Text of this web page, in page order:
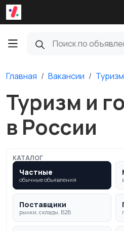
Главная Вакансии
Туризм и
в России
КАТАЛОГ
Частные
обычные объявления
Поставщики
рынки, склады, B2B